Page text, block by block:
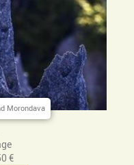
Morondava
€